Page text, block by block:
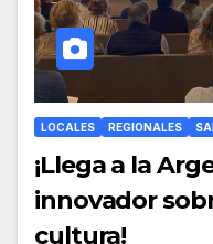
LOCALES REGIONALES
¡Llega a la
innovador
cultura!